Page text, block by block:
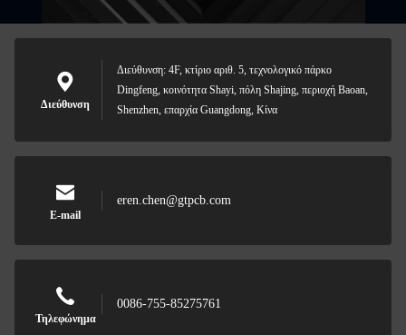
Διεύθυνση
Διεύθυνση: 4F, κτίριο αριθ. 5, τεχνολογικό πάρκο
Dingfeng, κοινότητα Shayi, πόλη Shajing, περιοχή Baoan,
Shenzhen, επαρχία Guangdong, Κίνα
E-mail
eren.chen@gtpcb.com
Τηλεφώνημα
0086-755-85275761